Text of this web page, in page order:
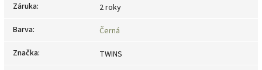
Záruka:
2 roky
Barva:
Černá
Značka:
TWINS